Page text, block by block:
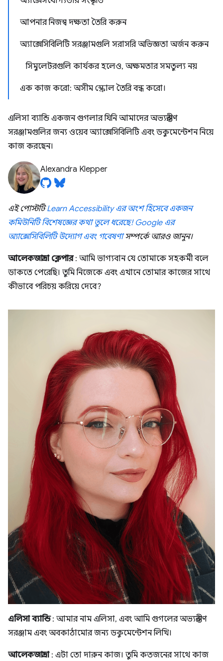
আপনার নিজস্ব দক্ষতা তৈরি করুন
অ্যাক্সেসিবিলিটি সরঞ্জামগুলি সরাসরি অভিজ্ঞতা অর্জন করুন
সিমুলেটরগুলি কার্যকর হলেও, অক্ষমতার সমতুল্য নয়
এক কাজ করো: অসীম স্ক্রোল তৈরি বন্ধ করো।
এলিসা ব্যান্ডি একজন গুগলার যিনি আমাদের অভ্যন্তরীণ
সরঞ্জামগুলির জন্য ওয়েব অ্যাক্সেসিবিলিটি এবং ডকুমেন্টেশন নিয়ে
কাজ করছেন।
Alexandra Klepper
এই পোস্টটিLearn Accessibility এর অংশ হিসেবে একজন
কমিউনিটি বিশেষজ্ঞের কথা তুলে ধরেছে! Google এর
অ্যাক্সেসিবিলিটি উদ্যোগ এবং গবেষণাসম্পর্কে আরও জানুন।
আলেকজান্দ্রা ক্লেপার: আমি ভাগ্যবান যে তোমাকে সহকর্মী বলে
ডাকতে পেরেছি। তুমি নিজেকে এবং এখানে তোমার কাজের সাথে
কীভাবে পরিচয় করিয়ে দেবে?
এলিসা ব্যান্ডি: আমার নাম এলিসা, এবং আমি গুগলের অভ্যন্তরীণ
সরঞ্জাম এবং অবকাঠামোর জন্য ডকুমেন্টেশন লিখি।
আলেকজান্দ্রা: এটা তো দারুন কাজ। তুমি কতজনের সাথে কাজ